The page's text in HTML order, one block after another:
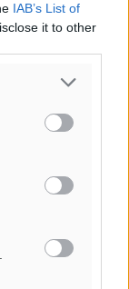
IAB’s List of
it to other